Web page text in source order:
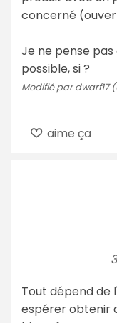
concerné
Je ne pense
possible, si ?
Modifié par dwarf17
aime ça
Tout dépend de
espérer obtenir